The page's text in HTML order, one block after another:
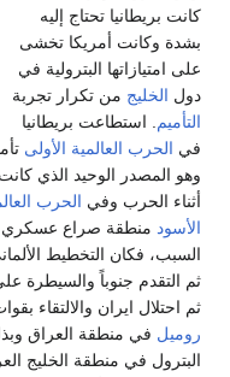
كانت بريطانيا تحتاج إليه
بشدة وكانت أمريكا تخشى
على امتيازاتها البترولية في
دول الخليج من تكرار تجربة
التأميم
. استطاعت بريطانيا
في الحرب العالمية الأولى
وهو المصدر الوحيد الذي كانت
أثناء الحرب وفي الحرب
الأسود منطقة صراع عسكري
السبب، فكان التخطيط
ثم التقدم جنوباً والسيطرة
ثم احتلال ايران والالتقاء
روميل في منطقة العراق
البترول في منطقة الخليج